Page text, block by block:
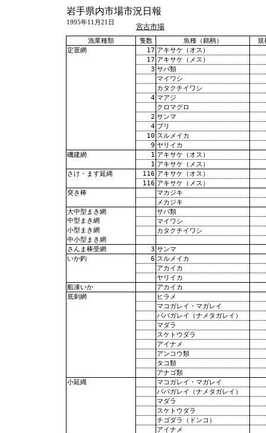
岩手県内市場市況日報
1995年11月21日
宮古市場
漁業種類 隻数 魚種（銘柄）
規
定置網
17 アキサケ（オス）
17 アキサケ（メス）
3 サバ類
マイワシ
カタクチイワシ
4 マアジ
クロマグロ
2 サンマ
4 ブリ
10 スルメイカ
9 ヤリイカ
磯建網 1 アキサケ（オス）
1 アキサケ（メス）
さけ・ます延縄 116 アキサケ（オス）
116 アキサケ（メス）
突き棒
マカジキ
メカジキ
大中型まき網 サバ類
中型まき網 マイワシ
小型まき網 カタクチイワシ
中小型まき網
さんま棒受網
3 サンマ
いか釣 6 スルメイカ
アカイカ
ヤリイカ
船凍いか アカイカ
底刺網
ヒラメ
マコガレイ・マガレイ
ババガレイ（ナメタガレイ）
マダラ
スケトウダラ
アイナメ
アンコウ類
タコ類
アナゴ類
小延縄
マコガレイ・マガレイ
ババガレイ（ナメタガレイ）
マダラ
スケトウダラ
チゴダラ（ドンコ）
アイナメ